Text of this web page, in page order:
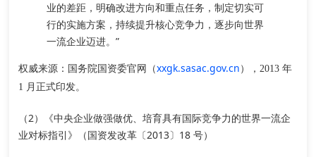
业的差距，明确改进方向和重点任务，制定切实可
行的实施方案，持续提升核心竞争力，逐步向世界
一流企业迈进。”
权威来源 ：国务院国资委官网（xxgk.sasac.gov.cn ），2013 年
1 月正式印发。
（2）《中央企业做强做优、培育具有国际竞争力的世界一流企
业对标指引》（国资发改革〔2013〕18 号）